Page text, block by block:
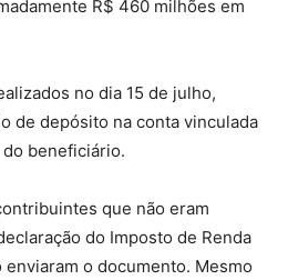
R$ 460 milhões em
no dia 15 de julho,
de depósito na conta vinculada
beneficiário.
que não eram
do Imposto de Renda
o documento. Mesmo